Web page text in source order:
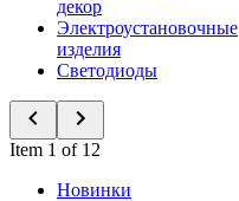
декор
Электроустановочные
изделия
Светодиоды
Item 1 of 12
Новинки